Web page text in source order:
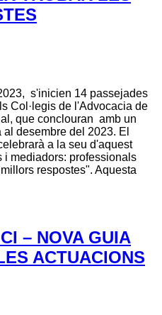
s'inicien 14 passejades
Col·legis de l'Advocacia de
que conclouran amb un
desembre del 2023. El
a la seu d'aquest
i mediadors: professionals
respostes". Aquesta
– NOVA GUIA
ACTUACIONS